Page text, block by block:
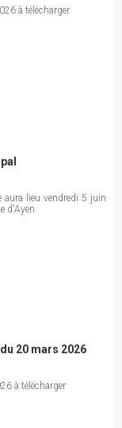
à télécharger
aura lieu vendredi 5 juin
d'Ayen
20 mars 2026
à télécharger